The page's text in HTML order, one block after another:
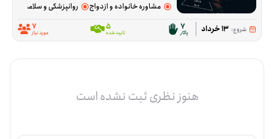
مشاوره خانواده و ازدواج روانپزشکی و سلامت روان
شروع: 13 خرداد 7
پاکار 5
تایید شده 7
مورد نیاز
هنوز نظری ثبت نشده است